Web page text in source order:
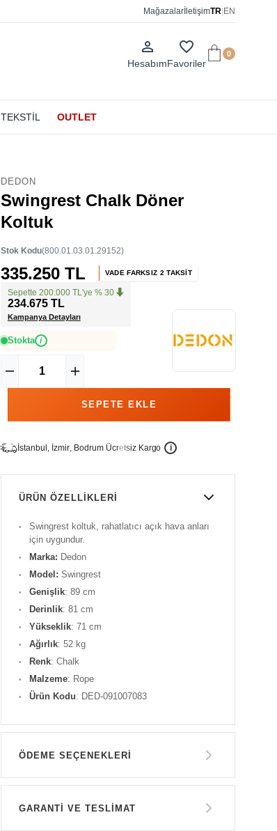
Mağazalar İletişimTR EN
person_outline
Hesabım
favorite_border
Favoriler
0
TEKSTİL OUTLET
DEDON
Swingrest Chalk Döner
Koltuk
(800.01.03.01.29152)
Stok Kodu
335.250 TL VADE FARKSIZ 2 TAKSİT
Sepette 200.000 TL'ye % 30
234.675 TL
Kampanya Detayları
Stokta i
İstanbu , İzmir, Bodrum Ücretsiz Kargo i
ÜRÜN ÖZELLIKLERI
Swingrest koltuk, rahatlatıcı açık hava anları
için uygundur.
Marka: Dedon
Model: Swingrest
Genişlik: 89 cm
Derinlik: 81 cm
Yükseklik: 71 cm
Ağırlık: 52 kg
Renk: Chalk
Malzeme: Rope
Ürün Kodu: DED-091007083
ÖDEME SEÇENEKLERI
335.250 TL
GARANTİ VE TESLİMAT